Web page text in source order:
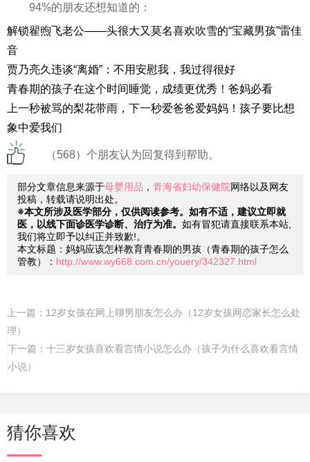
94%的朋友还想知道的：
解锁翟煦飞老公——头很大又莫名喜欢吹雪的“宝藏男孩”雷佳
音
贾乃亮久违谈“离婚”：不用安慰我，我过得很好
青春期的孩子在这个时间睡觉，成绩更优秀！爸妈必看
上一秒被骂的梨花带雨，下一秒爱爸爸爱妈妈！孩子要比想
象中爱我们
（568）个朋友认为回复得到帮助。
部分文章信息来源于母婴用品 ， 青海省妇幼保健院网络以及网友
投稿，转载请说明出处。
※本文所涉及医学部分，仅供阅读参考。如有不适，建议立即就
医，以线下面诊医学诊断、治疗为准。 如有冒犯请直接联系本站,
我们将立即予以纠正并致歉!。
本文标题：妈妈应该怎样教育青春期的男孩（青春期的孩子怎么
管教）： http://www.wy668.com.cn/youery/342327.html
上一篇： 12岁女孩在网上聊男朋友怎么办（12岁女孩网恋家长怎么处
理）
下一篇： 十三岁女孩喜欢看言情小说怎么办（孩子为什么喜欢看言情
小说）
猜你喜欢